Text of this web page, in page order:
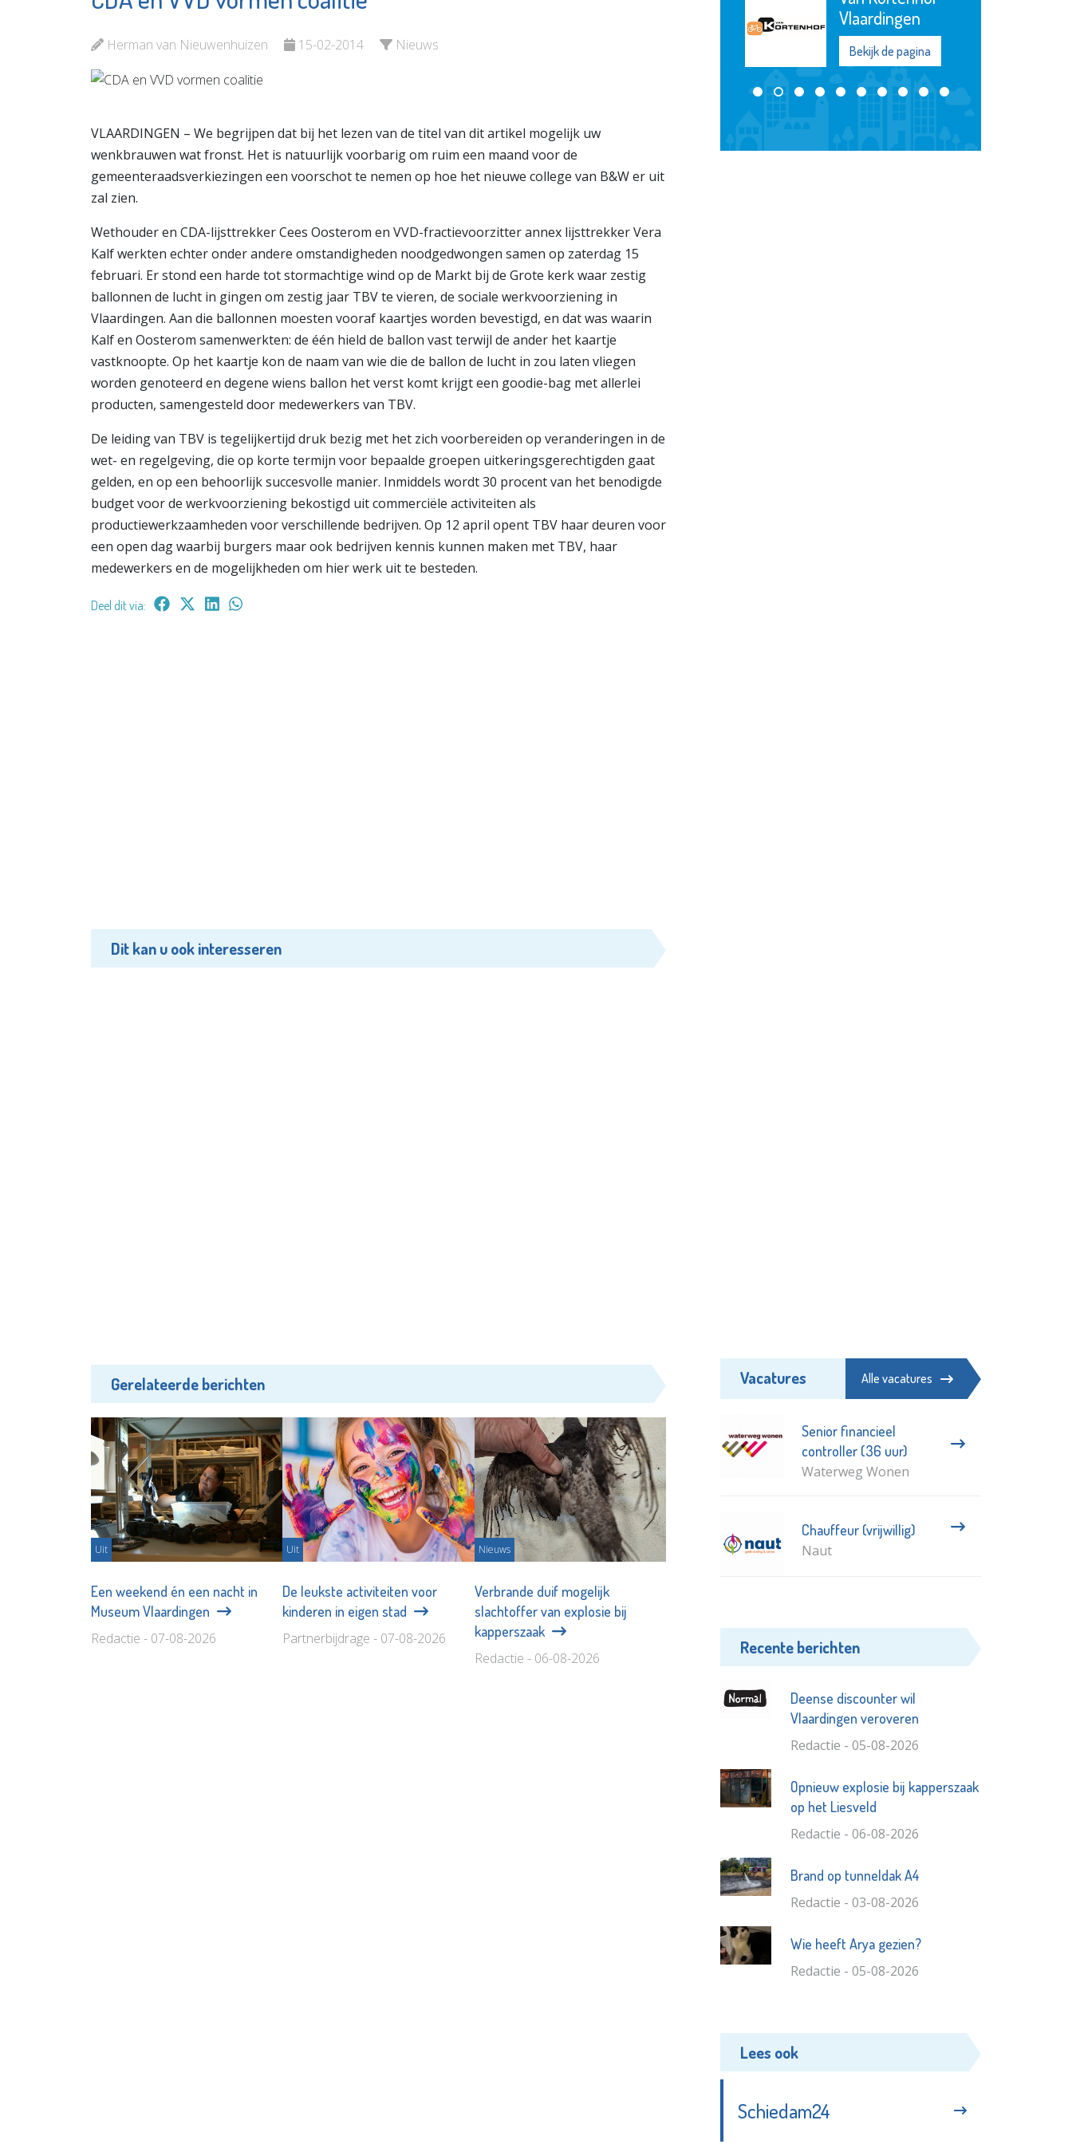
Herman van Nieuwenhuizen 15-02-2014 Nieuws
VLAARDINGEN – We begrijpen dat bij het lezen van de titel van dit artikel mogelijk uw
wenkbrauwen wat fronst. Het is natuurlijk voorbarig om ruim een maand voor de
gemeenteraadsverkiezingen een voorschot te nemen op hoe het nieuwe college van B&W er uit
zal zien.
Wethouder en CDA-lijsttrekker Cees Oosterom en VVD-fractievoorzitter annex lijsttrekker Vera
Kalf werkten echter onder andere omstandigheden noodgedwongen samen op zaterdag 15
februari. Er stond een harde tot stormachtige wind op de Markt bij de Grote kerk waar zestig
ballonnen de lucht in gingen om zestig jaar TBV te vieren, de sociale werkvoorziening in
Vlaardingen. Aan die ballonnen moesten vooraf kaartjes worden bevestigd, en dat was waarin
Kalf en Oosterom samenwerkten: de één hield de ballon vast terwijl de ander het kaartje
vastknoopte. Op het kaartje kon de naam van wie die de ballon de lucht in zou laten vliegen
worden genoteerd en degene wiens ballon het verst komt krijgt een goodie-bag met allerlei
producten, samengesteld door medewerkers van TBV.
De leiding van TBV is tegelijkertijd druk bezig met het zich voorbereiden op veranderingen in de
wet- en regelgeving, die op korte termijn voor bepaalde groepen uitkeringsgerechtigden gaat
gelden, en op een behoorlijk succesvolle manier. Inmiddels wordt 30 procent van het benodigde
budget voor de werkvoorziening bekostigd uit commerciële activiteiten als
productiewerkzaamheden voor verschillende bedrijven. Op 12 april opent TBV haar deuren voor
een open dag waarbij burgers maar ook bedrijven kennis kunnen maken met TBV, haar
medewerkers en de mogelijkheden om hier werk uit te besteden.
Deel dit via:
Dit kan u ook interesseren
Gerelateerde berichten
Uit
Een weekend én een nacht in
Museum Vlaardingen
Redactie - 07-08-2026
Uit
De leukste activiteiten voor
kinderen in eigen stad
Partnerbijdrage - 07-08-2026
Nieuws
Verbrande duif mogelijk
slachtoffer van explosie bij
kapperszaak
Redactie - 06-08-2026
Bekijk de pagina Bekijk de pagina
Vlaardingen
Bekijk de pagina
Vacatures Alle vacatures
Senior financieel
controller (36 uur)
Waterweg Wonen
Chauffeur (vrijwillig)
Naut
Recente berichten
Deense discounter wil
Vlaardingen veroveren
Redactie - 05-08-2026
Opnieuw explosie bij kapperszaak
op het Liesveld
Redactie - 06-08-2026
Brand op tunneldak A4
Redactie - 03-08-2026
Wie heeft Arya gezien?
Redactie - 05-08-2026
Lees ook
Schiedam24